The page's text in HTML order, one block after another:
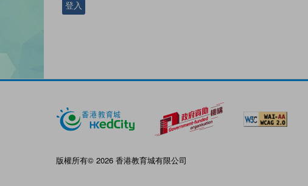
登入
版權所有© 2026 香港教育城有限公司